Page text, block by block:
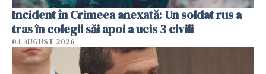
Incident în Crimeea anexată: Un soldat rus a
tras în colegii săi apoi a ucis 3 civili
04 AUGUST 2026